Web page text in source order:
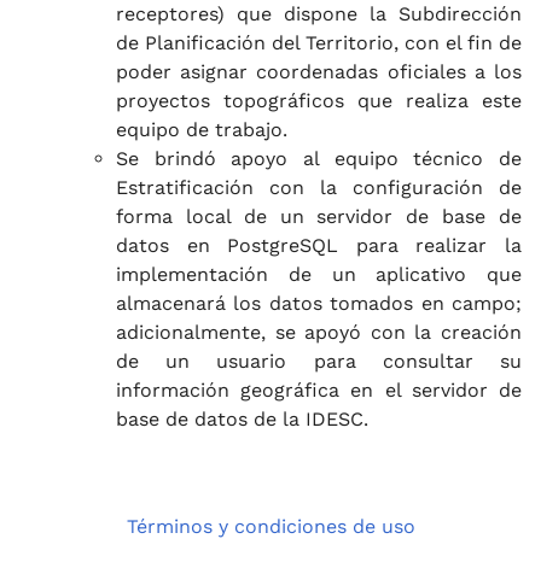
receptores) que dispone la Subdirección
de Planificación del Territorio, con el fin de
poder asignar coordenadas oficiales a los
proyectos topográficos que realiza este
equipo de trabajo.
Se brindó apoyo al equipo técnico de
Estratificación con la configuración de
forma local de un servidor de base de
datos en PostgreSQL para realizar la
implementación de un aplicativo que
almacenará los datos tomados en campo;
adicionalmente, se apoyó con la creación
de un usuario para consultar su
información geográfica en el servidor de
base de datos de la IDESC.
Términos y condiciones de uso